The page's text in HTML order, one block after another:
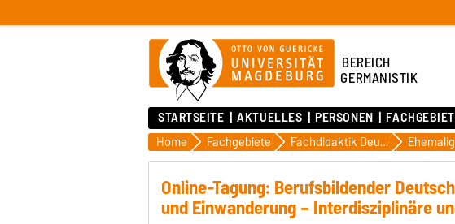
BEREICH
GERMANISTIK
STARTSEITE AKTUELLES PERSONEN
Home Fachgebiete Fachdidaktik Deutsch
Online-Tagung: Berufsbildender
und Einwanderung – Interdisziplinäre